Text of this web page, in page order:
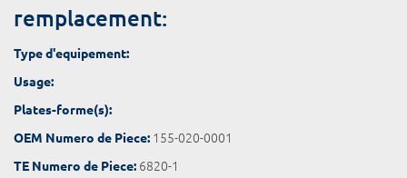
remplacement:
Type d'equipement:
Usage:
Plates-forme(s):
OEM Numero de Piece: 155-020-0001
TE Numero de Piece: 6820-1